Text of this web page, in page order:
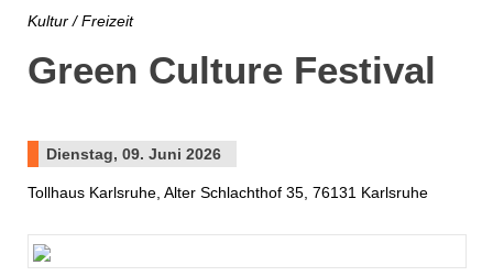
Kultur / Freizeit
Green Culture Festival
Dienstag, 09. Juni 2026
Tollhaus Karlsruhe, Alter Schlachthof 35, 76131 Karlsruhe